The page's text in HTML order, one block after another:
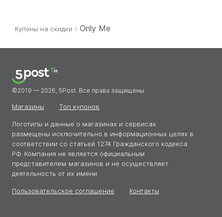
оставались приятными, а найденные им промокоды
приносили выгоду.
Купоны на скидки Only Me
©2019 — 2026, 5Post. Все права защищены
Магазины Топ купонов
Логотипы и данные о магазинах и сервисах
размещены исключительно в информационных целях в
соответствии со статьей 1274 Гражданского кодекса
РФ. Компания не является официальным
представителем магазинов и не осуществляет
деятельность от их имени
Пользовательское соглашение Контакты